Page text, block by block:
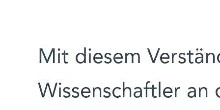
Mit diesem
Wissenschaftler an